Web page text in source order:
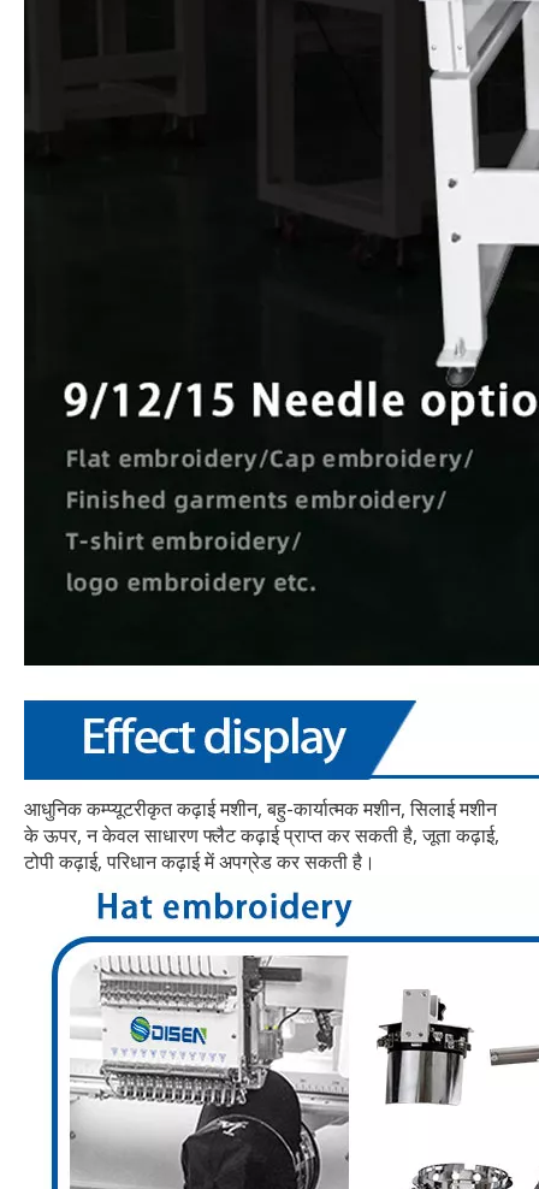
आधुनिक कम्प्यूटरीकृत कढ़ाई मशीन, बहु-कार्यात्मक मशीन, सिलाई मशीन
के ऊपर, न केवल साधारण फ्लैट कढ़ाई प्राप्त कर सकती है, जूता कढ़ाई,
टोपी कढ़ाई, परिधान कढ़ाई में अपग्रेड कर सकती है।